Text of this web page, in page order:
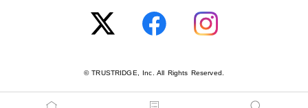
© TRUSTRIDGE, Inc. All Rights Reserved.